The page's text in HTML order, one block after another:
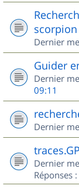
scorpion
Dernier
Guider
Dernier
09:11
Dernier
Dernier
Réponses :